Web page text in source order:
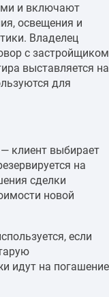
и включают
освещения и
Владелец
с застройщиком
выставляется на
для
— клиент выбирает
на
сделки
новой
если
идут на погашение